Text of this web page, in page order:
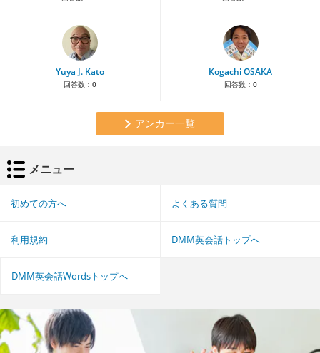
Yuya J. Kato
回答数： 0
Kogachi OSAKA
回答数： 0
アンカー一覧
メニュー
初めての方へ よくある質問
利用規約 DMM英会話トップへ
DMM英会話Wordsトップへ